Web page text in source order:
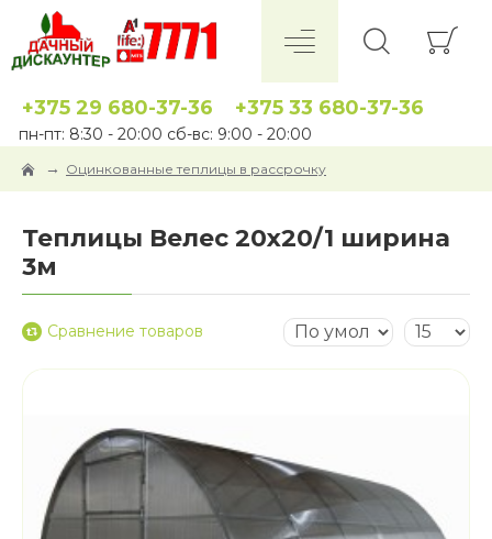
+375 29 680-37-36 +375 33 680-37-36
пн-пт: 8:30 - 20:00 сб-вс: 9:00 - 20:00
Оцинкованные теплицы в рассрочку
Теплицы Велес 20x20/1 ширина
3м
Сравнение товаров